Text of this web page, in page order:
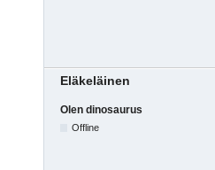
Eläkeläinen
Olen dinosaurus
Offline